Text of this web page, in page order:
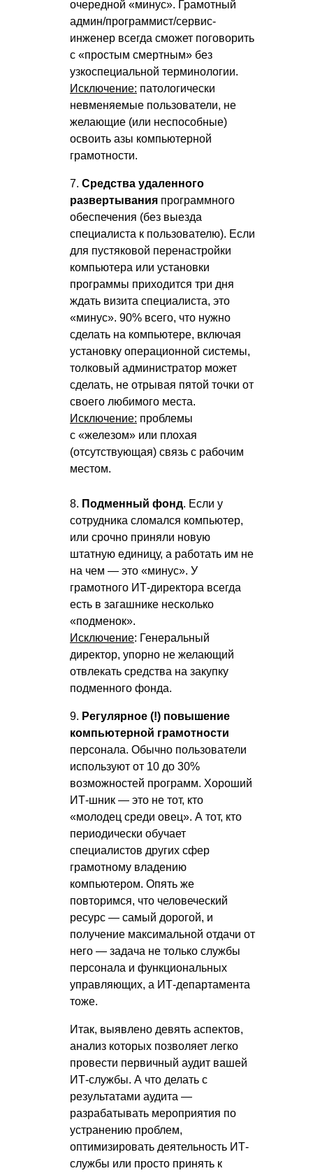
очередной «минус». Грамотный
админ/программист/сервис-
инженер всегда сможет поговорить
с «простым смертным» без
узкоспециальной терминологии.
Исключение: патологически
невменяемые пользователи, не
желающие (или неспособные)
освоить азы компьютерной
грамотности.
7. Средства удаленного
развертывания программного
обеспечения (без выезда
специалиста к пользователю). Если
для пустяковой перенастройки
компьютера или установки
программы приходится три дня
ждать визита специалиста, это
«минус». 90% всего, что нужно
сделать на компьютере, включая
установку операционной системы,
толковый администратор может
сделать, не отрывая пятой точки от
своего любимого места.
Исключение: проблемы
с «железом» или плохая
(отсутствующая) связь с рабочим
местом.
8. Подменный фонд. Если у
сотрудника сломался компьютер,
или срочно приняли новую
штатную единицу, а работать им не
на чем — это «минус». У
грамотного ИТ-директора всегда
есть в загашнике несколько
«подменок».
Исключение: Генеральный
директор, упорно не желающий
отвлекать средства на закупку
подменного фонда.
9. Регулярное (!) повышение
компьютерной грамотности
персонала. Обычно пользователи
используют от 10 до 30%
возможностей программ. Хороший
ИТ-шник — это не тот, кто
«молодец среди овец». А тот, кто
периодически обучает
специалистов других сфер
грамотному владению
компьютером. Опять же
повторимся, что человеческий
ресурс — самый дорогой, и
получение максимальной отдачи от
него — задача не только службы
персонала и функциональных
управляющих, а ИТ-департамента
тоже.
Итак, выявлено девять аспектов,
анализ которых позволяет легко
провести первичный аудит вашей
ИТ-службы. А что делать с
результатами аудита —
разрабатывать мероприятия по
устранению проблем,
оптимизировать деятельность ИТ-
службы или просто принять к